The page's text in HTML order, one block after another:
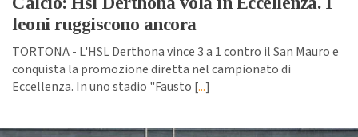
leoni ruggiscono ancora
TORTONA - L'HSL Derthona vince 3 a 1 contro il San Mauro e
conquista la promozione diretta nel campionato di
Eccellenza. In uno stadio "Fausto [...]